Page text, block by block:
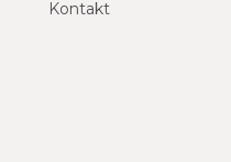
Kontakt